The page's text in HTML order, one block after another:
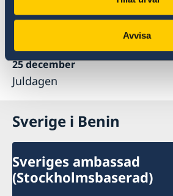
Avvisa
1 november
25 december
Juldagen
Sverige i Benin
Sveriges ambassad
(Stockholmsbaserad)